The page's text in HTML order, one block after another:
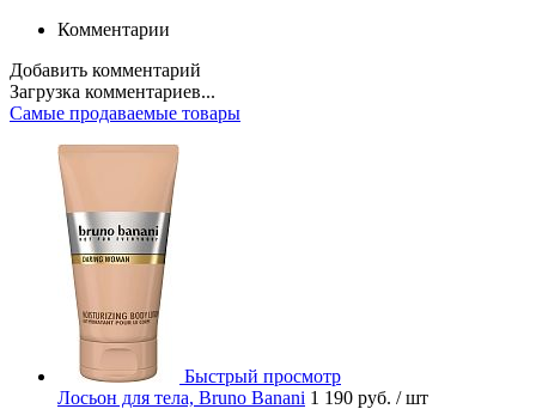
Комментарии
Добавить комментарий
Загрузка комментариев...
Самые продаваемые товары
Быстрый просмотр
Лосьон для тела, Bruno Banani 1 190 руб. / шт